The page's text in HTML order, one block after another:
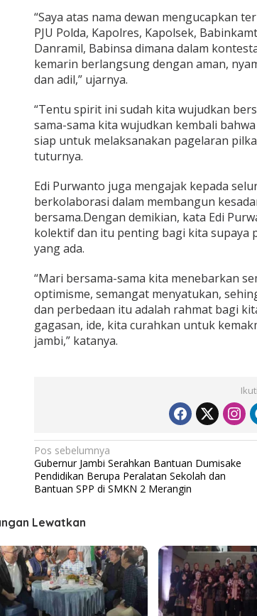
n
P
i
l
k
a
a
S
e
r
a
k
2
0
e
n
d
t
a
“Saya atas nama dewan mengucapkan
PJU Polda, Kapolres, Kapolsek,
Danramil, Babinsa dimana dalam
kemarin berlangsung dengan aman,
dan adil,” ujarnya.
“Tentu spirit ini sudah kita wujudkan
sama-sama kita wujudkan kembali
siap untuk melaksanakan pagelaran
tuturnya.
Edi Purwanto juga mengajak kepada
berkolaborasi dalam membangun
bersama.Dengan demikian, kata Edi
kolektif dan itu penting bagi kita supaya
yang ada.
“Mari bersama-sama kita menebarkan
optimisme, semangat menyatukan,
dan perbedaan itu adalah rahmat bagi
gagasan, ide, kita curahkan untuk
jambi,” katanya.
N
a
v
i
g
a
s
i
Pos sebelumnya
Gubernur Jambi Serahkan Bantuan Dumisake
Pendidikan Berupa Peralatan Sekolah dan
Bantuan SPP di SMKN 2 Merangin
Lewatkan